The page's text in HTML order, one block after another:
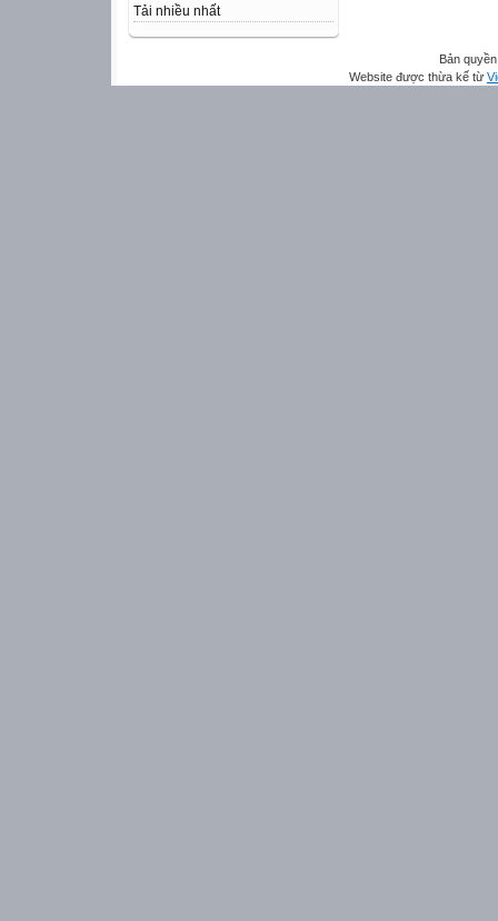
Tải nhiều nhất
Bản
Website được thừa kế từ